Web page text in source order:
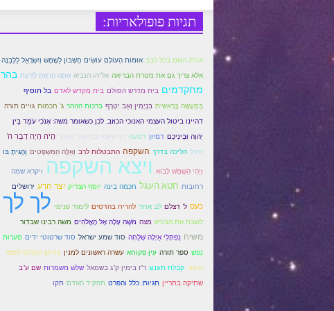
תגיות פופולאריות:
אודה השם בכל לבב אוּמּוֹת הָעוֹלָם עוֹשִׂים חֶשְׁבּוֹן לַשֶּמֶש וְיִשְׂרָאֵל לַלִִבַנָה
אלא צריך גם את מטרת הבריאה אליהו הנביא אַתָּה הָרְאֵתָ לָדַעַת בהר
מתקדמים בית מדרש הסולם בית מקדש לאדם בל תוסיף
בַּמַּעֲשֶׂה בָּרָאשִׁית בִּנְיָמִין זְאֵב יִטְרָף ברכות הזוהר ג' חכמות גויים תורה
דהיינו ביטול העצמי האנוכי הכוזב. לכן כשאומר משה: אָנֹכִי עֹמֵד בֵּין
יְהוָה וּבֵינֵיכֶם דמיון דמעה דף היומי בתיקוני הזוהר הָיׂה הָיָה דְבַר ה'
היכל הליכה בדרך השקפה התבטלות לרב וְאֵלֶּה הַמִּשְׁפָּטִים וְהָגִיתָ בּוֹ
וַיְהִי הַשֶּׁמֶשׁ לָבוֹא ויצא השקפה ויקרא שמה
רחובות חטא העגל חכמה בינה יוסף הצדיק יצר הרע ירושלים
כעס ל' דצלם לב אחד להריח בהדסים לימוד פנימי לך לך
לשבח את הבורא מצה מֹשֶׁה עָלָה אֶל הָאֱלֹהִים משה רבינו שבדור
משיח נַפְתָּלִי אַיָּלָה שְׁלֻחָה סוד שמע ישראל סוד שרטוטי ידים סערות
נפש ספר תורה עין פקוחא עשרה ראשונים למנין פירוש הסולם לספר
הזוהר קבלת תענוג ר"ז בימין ק"ג בשמאל שלש משמרות שם ע"ב
שתיקה בתריין תגיות: כלל והפרט תפקיד האדם תקו